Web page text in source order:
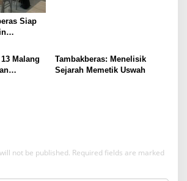
Siap
Malang
Tambakberas: Menelisik
Sejarah Memetik Uswah
not be published. Required fields are marked